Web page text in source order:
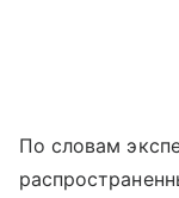
По словам